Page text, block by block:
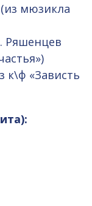
мюзикла
Ряшенцев
к\ф «Зависть